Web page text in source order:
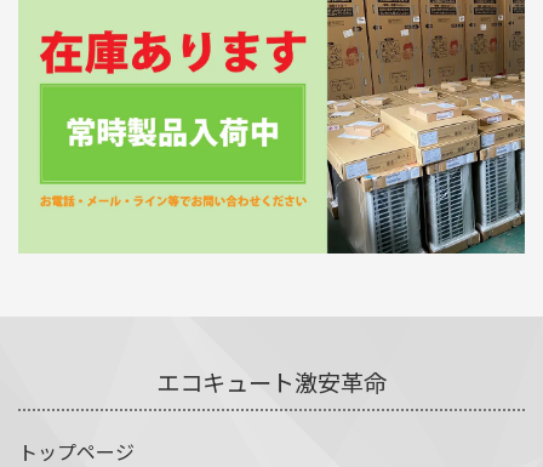
エコキュート激安革命
トップページ